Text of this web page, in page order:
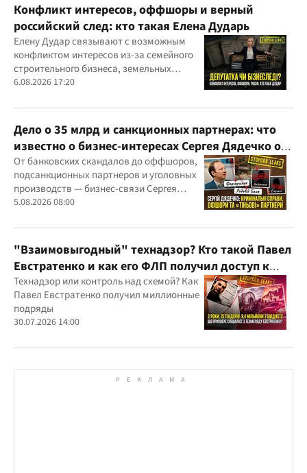
Конфликт интересов, оффшоры и верный
российский след: кто такая Елена Дударь
Елену Дудар связывают с возможным
конфликтом интересов из-за семейного
строительного бизнеса, земельных
скандалов, судебных дел
6.08.2026 17:20
Дело о 35 млрд и санкционных партнерах: что
известно о бизнес-интересах Сергея Дядечко от
"Родовид Банка" до "ФАРМАСЕЛ"
От банковских скандалов до оффшоров,
подсанкционных партнеров и уголовных
производств — бизнес-связи Сергея
Дядечко до сих пор простираются через
юрисдикций
5.08.2026 08:00
"Взаимовыгодный" технадзор? Кто такой Павел
Евстратенко и как его ФЛП получил доступ к
бюджетным миллионам?
Технадзор или контроль над схемой? Как
Павел Евстратенко получил миллионные
подряды
30.07.2026 14:00